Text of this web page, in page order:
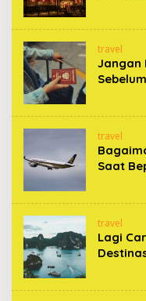
travel
Jangan
travel
Saat
travel
Lagi